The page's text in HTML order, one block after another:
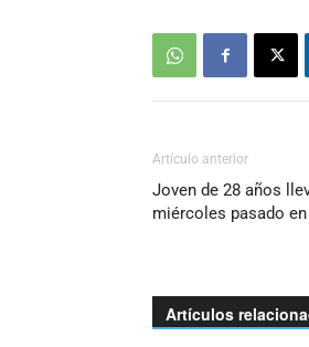
Artículo anterior
Joven de 28 años
miércoles pasado
Artículos